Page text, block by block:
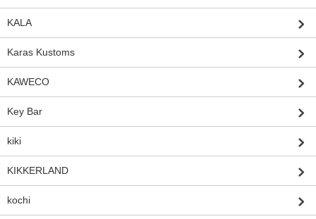
KALA
Karas Kustoms
KAWECO
Key Bar
kiki
KIKKERLAND
kochi